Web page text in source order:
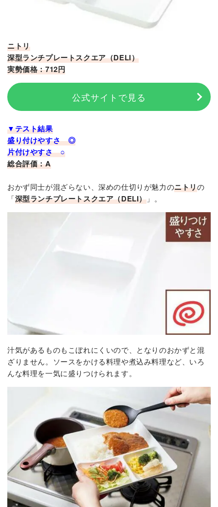
ニトリ
深型ランチプレートスクエア（DELI）
実勢価格：712円
公式サイトで見る
▼テスト結果
盛り付けやすさ ◎
片付けやすさ ○
総合評価：A
おかず同士が混ざらない、深めの仕切りが魅力のニトリの
「深型ランチプレートスクエア（DELI） 」。
汁気があるものもこぼれにくいので、となりのおかずと混
ざりません。ソースをかける料理や煮込み料理など、いろ
んな料理を一気に盛りつけられます。